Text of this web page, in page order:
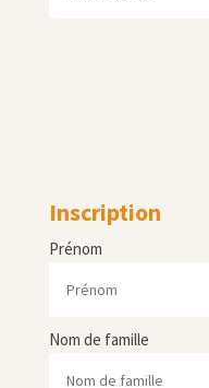
Inscription
Prénom
Nom de famille